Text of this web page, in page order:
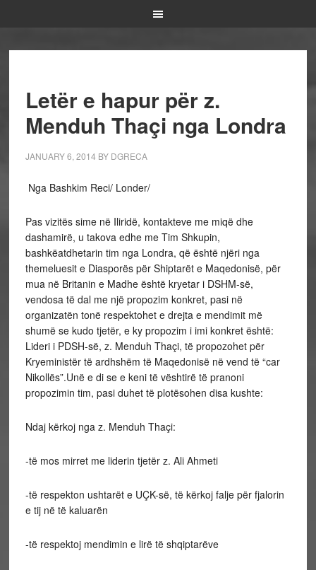
Letër e hapur për z.
Menduh Thaçi nga Londra
JANUARY 6, 2014 BY DGRECA
Nga Bashkim Reci/ Londer/
Pas vizitës sime në Iliridë, kontakteve me miqë dhe
dashamirë, u takova edhe me Tim Shkupin,
bashkëatdhetarin tim nga Londra, që është njëri nga
themeluesit e Diasporës për Shiptarët e Maqedonisë, për
mua në Britanin e Madhe është kryetar i DSHM-së,
vendosa të dal me një propozim konkret, pasi në
organizatën tonë respektohet e drejta e mendimit më
shumë se kudo tjetër, e ky propozim i imi konkret është:
Lideri i PDSH-së, z. Menduh Thaçi, të propozohet për
Kryeministër të ardhshëm të Maqedonisë në vend të “car
Nikollës”.Unë e di se e keni të vështirë të pranoni
propozimin tim, pasi duhet të plotësohen disa kushte:
Ndaj kërkoj nga z. Menduh Thaçi:
-të mos mirret me liderin tjetër z. Ali Ahmeti
-të respekton ushtarët e UÇK-së, të kërkoj falje për fjalorin
e tij në të kaluarën
-të respektoj mendimin e lirë të shqiptarëve